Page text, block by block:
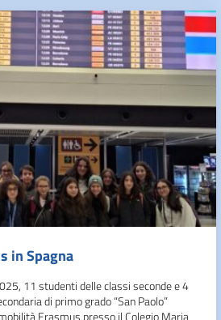
in Spagna
11 studenti delle classi seconde e 4
di primo grado “San Paolo”
Erasmus presso il Colegio Maria